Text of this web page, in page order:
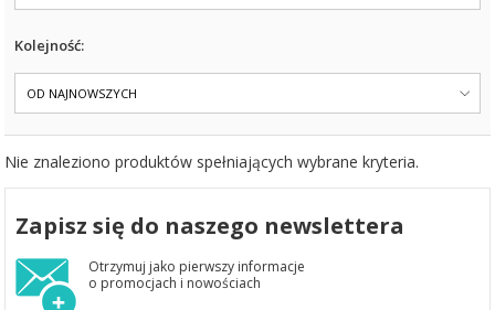
Kolejność:
OD NAJNOWSZYCH
Nie znaleziono produktów spełniających wybrane kryteria.
Zapisz się do naszego newslettera
Otrzymuj jako pierwszy informacje
o promocjach i nowościach